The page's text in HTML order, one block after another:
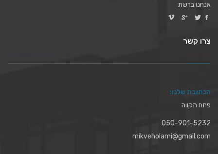
אנחנו ברשת
צרו קשר
הכתובת שלנו:
פתח תקווה
050-901-5232
mikveholami@gmail.com